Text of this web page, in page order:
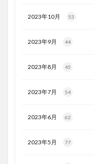
2023年10月 53
2023年9月 44
2023年8月 45
2023年7月 54
2023年6月 62
2023年5月 77